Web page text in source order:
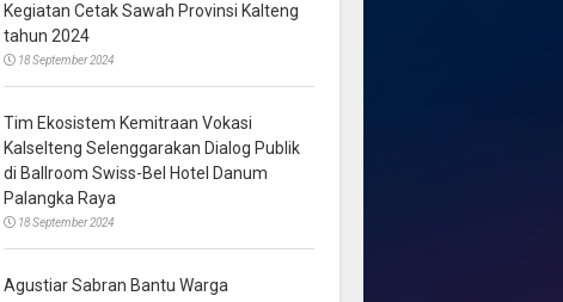
Kegiatan Cetak Sawah Provinsi Kalteng
tahun 2024
18 September 2024
Tim Ekosistem Kemitraan Vokasi
Kalselteng Selenggarakan Dialog Publik
di Ballroom Swiss-Bel Hotel Danum
Palangka Raya
18 September 2024
Agustiar Sabran Bantu Warga